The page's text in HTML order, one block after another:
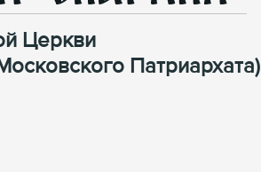
Церкви
Патриархата)